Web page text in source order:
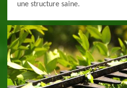
une structure saine.